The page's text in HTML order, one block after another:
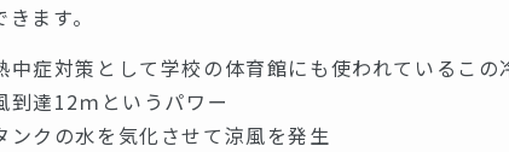
ます。
中症対策として学校の体育館にも使われているこの
到達12ｍというパワー
ンクの水を気化させて涼風を発生